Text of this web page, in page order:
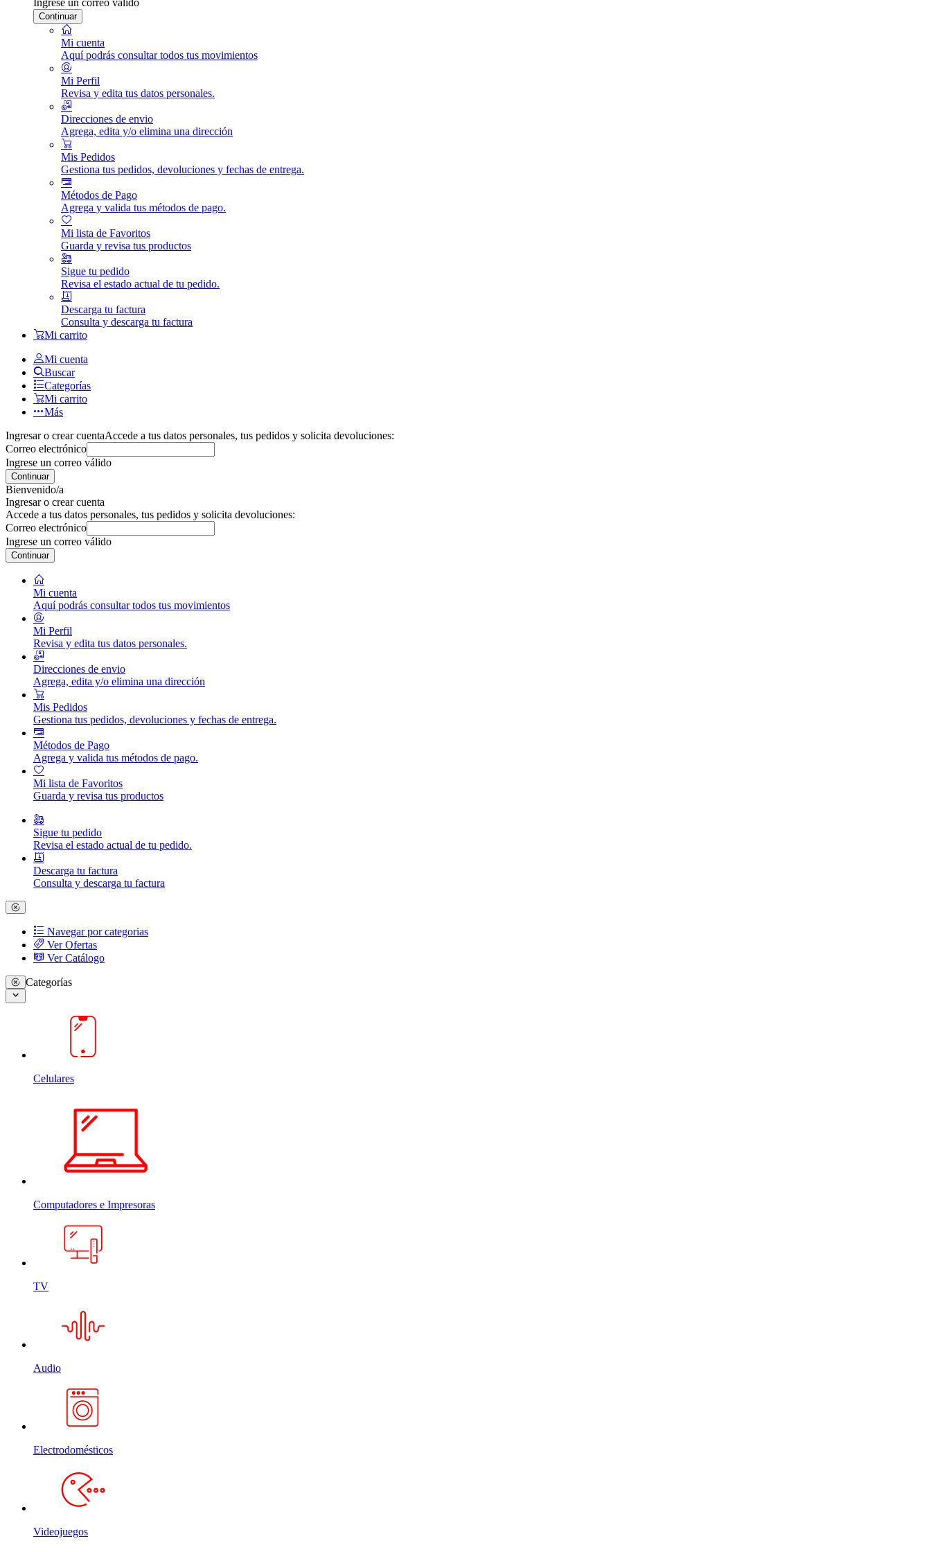
Continuar
Mi cuenta
Aquí podrás consultar todos tus movimientos
Mi Perfil
Revisa y edita tus datos personales.
Direcciones de envio
Agrega, edita y/o elimina una dirección
Mis Pedidos
Gestiona tus pedidos, devoluciones y fechas de entrega.
Métodos de Pago
Agrega y valida tus métodos de pago.
Mi lista de Favoritos
Guarda y revisa tus productos
Sigue tu pedido
Revisa el estado actual de tu pedido.
Descarga tu factura
Consulta y descarga tu factura
Mi carrito
Mi cuenta
Buscar
Categorías
Mi carrito
Más
Ingresar o crear cuentaAccede a tus datos personales, tus pedidos y solicita devoluciones:
Correo electrónico
Ingrese un correo válido
Continuar
Bienvenido/a
Ingresar o crear cuenta
Accede a tus datos personales, tus pedidos y solicita devoluciones:
Correo electrónico
Ingrese un correo válido
Continuar
Mi cuenta
Aquí podrás consultar todos tus movimientos
Mi Perfil
Revisa y edita tus datos personales.
Direcciones de envio
Agrega, edita y/o elimina una dirección
Mis Pedidos
Gestiona tus pedidos, devoluciones y fechas de entrega.
Métodos de Pago
Agrega y valida tus métodos de pago.
Mi lista de Favoritos
Guarda y revisa tus productos
Sigue tu pedido
Revisa el estado actual de tu pedido.
Descarga tu factura
Consulta y descarga tu factura
Navegar por categorias
Ver Ofertas
Ver Catálogo
Categorías
Celulares
Computadores e Impresoras
TV
Audio
Electrodomésticos
Videojuegos